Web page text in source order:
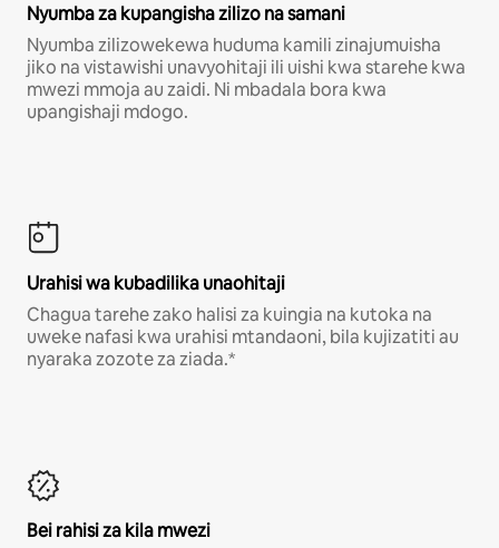
Nyumba za kupangisha zilizo na samani
Nyumba zilizowekewa huduma kamili zinajumuisha
jiko na vistawishi unavyohitaji ili uishi kwa starehe kwa
mwezi mmoja au zaidi. Ni mbadala bora kwa
upangishaji mdogo.
Urahisi wa kubadilika unaohitaji
Chagua tarehe zako halisi za kuingia na kutoka na
uweke nafasi kwa urahisi mtandaoni, bila kujizatiti au
nyaraka zozote za ziada.*
Bei rahisi za kila mwezi